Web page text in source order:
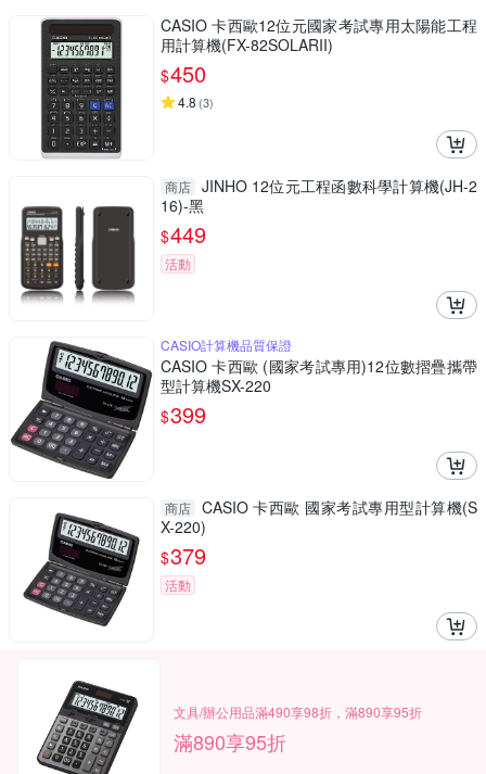
CASIO 卡西歐12位元國家考試專用太陽能工程
用計算機(FX-82SOLARII)
$450
4.8 (3)
商店 JINHO 12位元工程函數科學計算機(JH-2
16)-黑
$449
活動
CASIO計算機品質保證
CASIO 卡西歐 (國家考試專用)12位數摺疊攜帶
型計算機SX-220
$399
商店 CASIO 卡西歐 國家考試專用型計算機(S
X-220)
$379
活動
文具/辦公用品滿490享98折，滿890享95折
滿890享95折